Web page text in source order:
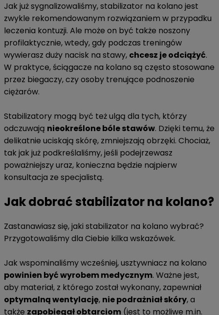
Jak już sygnalizowaliśmy, stabilizator na kolano jest
zwykle rekomendowanym rozwiązaniem w przypadku
leczenia kontuzji. Ale może on być także noszony
profilaktycznie, wtedy, gdy podczas treningów
wywierasz duży nacisk na stawy, chcesz je odciążyć.
W praktyce, ściągacze na kolano są często stosowane
przez biegaczy, czy osoby trenujące podnoszenie
ciężarów.
Stabilizatory mogą być też ulgą dla tych, którzy
odczuwają nieokreślone bóle stawów. Dzięki temu, że
delikatnie uciskają skórę, zmniejszają obrzęki. Chociaż,
tak jak już podkreślaliśmy, jeśli podejrzewasz
poważniejszy uraz, konieczna będzie najpierw
konsultacja ze specjalistą.
Jak dobrać stabilizator na kolano?
Zastanawiasz się, jaki stabilizator na kolano wybrać?
Przygotowaliśmy dla Ciebie kilka wskazówek.
Jak wspominaliśmy wcześniej, usztywniacz na kolano
powinien być wyrobem medycznym. Ważne jest,
aby materiał, z którego został wykonany, zapewniał
optymalną wentylację, nie podrażniał skóry, a
także zapobiegał obtarciom (jest to możliwe m.in.